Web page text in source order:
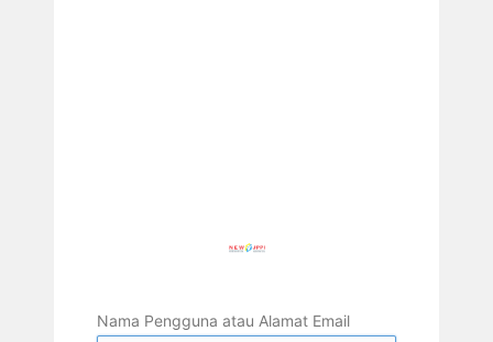
Nama Pengguna atau Alamat Email